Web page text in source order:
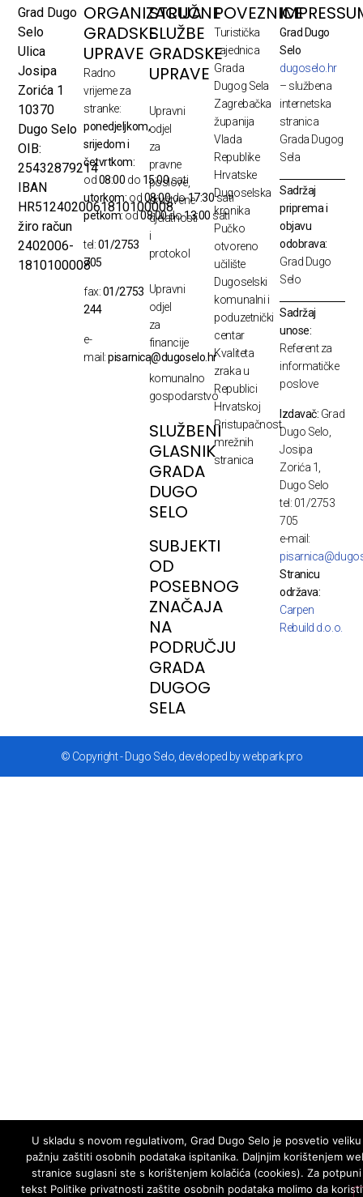
Grad Dugo
Selo
Ulica
Josipa
Zorića 1
10370
Dugo Selo
OIB:
25432879214
IBAN
HR5124020061810100008
žiro račun
2402006-
1810100008
ORGANIZACIJA
GRADSKE
UPRAVE
Radno
vrijeme za
stranke:
ponedjeljkom,
srijedom i
četvrtkom:
od08:00 do 15:00sati
utorkom: od08:00do17:30sati
petkom:od08:00do13:00 sati
tel:01/2753
705
fax:01/2753
244
e-
mail:pisarnica@dugoselo.hr
STRUČNE
SLUŽBE
GRADSKE
UPRAVE
Upravni
odjel
za
pravne
poslove,
društvene
djelatnosti
i
protokol
Upravni
odjel
za
financije
i
komunalno
gospodarstvo
SLUŽBENI
GLASNIK
GRADA
DUGO
SELO
SUBJEKTI
OD
POSEBNOG
ZNAČAJA
NA
PODRUČJU
GRADA
DUGOG
SELA
POVEZNICE
Turistička
zajednica
Grada
Dugog Sela
Zagrebačka
županija
Vlada
Republike
Hrvatske
Dugoselska
kronika
Pučko
otvoreno
učilište
Dugoselski
komunalni i
poduzetnički
centar
Kvaliteta
zraka u
Republici
Hrvatskoj
Pristupačnost
mrežnih
stranica
Grad Dugo
Selo
dugoselo.hr
– službena
internetska
stranica
Grada Dugog
Sela
Sadržaj
priprema i
objavu
odobrava:
Grad Dugo
Selo
Sadržaj
unose:
Referent za
informatičke
poslove
Izdavač: Grad
Dugo Selo,
Josipa
Zorića 1,
Dugo Selo
tel: 01/2753
705
e-mail:
Stranicu
održava:
Carpen
Rebuild d.o.o.
© Copyright - Dugo Selo, developed by webpark.pro
U skladu s novom regulativom, Grad Dugo Selo je posvetio veliku
pažnju zaštiti osobnih podataka ispitanika. Daljnjim korištenjem
stranice suglasni ste s korištenjem kolačića (cookies). Za potpuni
tekst Politike privatnosti zaštite osobnih podataka molimo da